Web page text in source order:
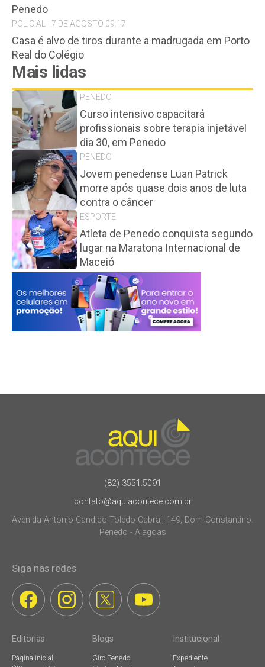
Penedo
POLICIAL - 7 DE AGOSTO 09:17
Casa é alvo de tiros durante a madrugada em Porto
Real do Colégio
Mais lidas
PENEDO
Curso intensivo capacitará
profissionais sobre terapia injetável
dia 30, em Penedo
PENEDO
Jovem penedense Luan Patrick
morre após quase dois anos de luta
contra o câncer
ESPORTE
Atleta de Penedo conquista segundo
lugar na Maratona Internacional de
Maceió
(82) 3551.5091
contato@aquiacontece.com.br
Avenida Antonio Candido Toledo Cabral, 149, Dom Constantino.
Penedo - Alagoas
Siga nas redes
Editorias
Página inicial
Blogs
Giro Penedo
Institucional
Expediente